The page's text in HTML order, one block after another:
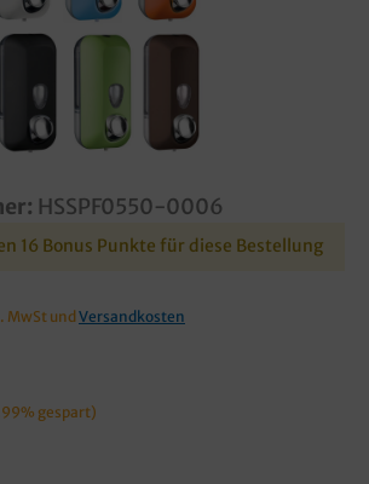
HSSPF0550-0006
16 Bonus Punkte für diese Bestellung
MwSt undVersandkosten
gespart)